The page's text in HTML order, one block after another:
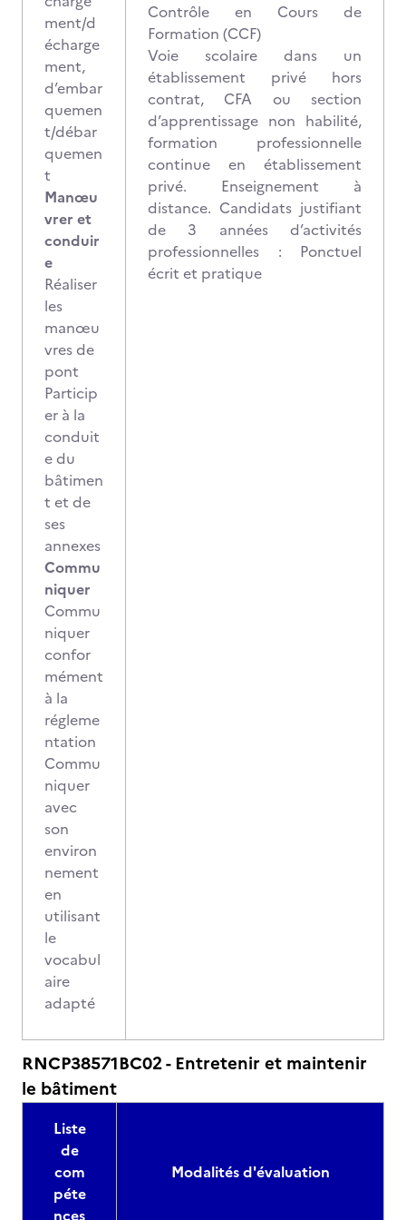
ment/d
écharge
ment,
d’embar
quemen
t/débar
quemen
t
Manœu
vrer et
conduir
e
Réaliser
les
manœu
vres de
pont
Particip
er à la
conduit
e du
bâtimen
t et de
ses
annexes
Commu
niquer
Commu
niquer
confor
mément
à la
régleme
ntation
Commu
niquer
avec
son
environ
nement
en
utilisant
le
vocabul
aire
adapté
Contrôle en Cours de
Formation (CCF)
Voie scolaire dans un
établissement privé hors
contrat, CFA ou section
d’apprentissage non habilité,
formation professionnelle
continue en établissement
privé. Enseignement à
distance. Candidats justifiant
de 3 années d’activités
professionnelles : Ponctuel
écrit et pratique
RNCP38571BC02 - Entretenir et maintenir
le bâtiment
Liste
de
com
péte
nces
Modalités d'évaluation